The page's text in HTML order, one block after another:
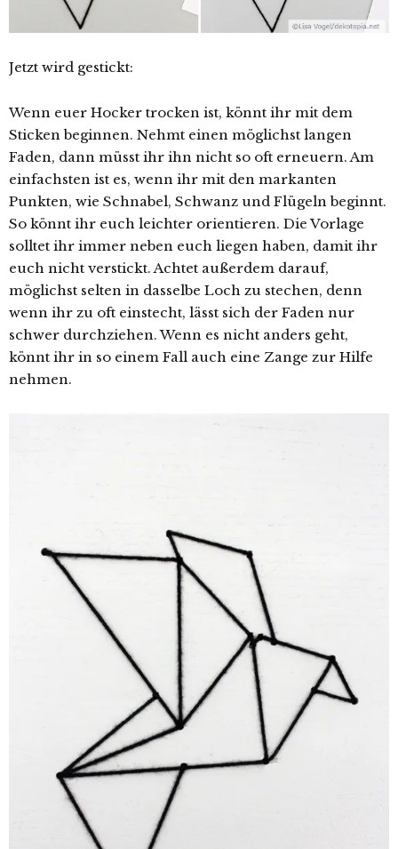
Jetzt wird gestickt:
Wenn euer Hocker trocken ist, könnt ihr mit dem
Sticken beginnen. Nehmt einen möglichst langen
Faden, dann müsst ihr ihn nicht so oft erneuern. Am
einfachsten ist es, wenn ihr mit den markanten
Punkten, wie Schnabel, Schwanz und Flügeln beginnt.
So könnt ihr euch leichter orientieren. Die Vorlage
solltet ihr immer neben euch liegen haben, damit ihr
euch nicht verstickt. Achtet außerdem darauf,
möglichst selten in dasselbe Loch zu stechen, denn
wenn ihr zu oft einstecht, lässt sich der Faden nur
schwer durchziehen. Wenn es nicht anders geht,
könnt ihr in so einem Fall auch eine Zange zur Hilfe
nehmen.